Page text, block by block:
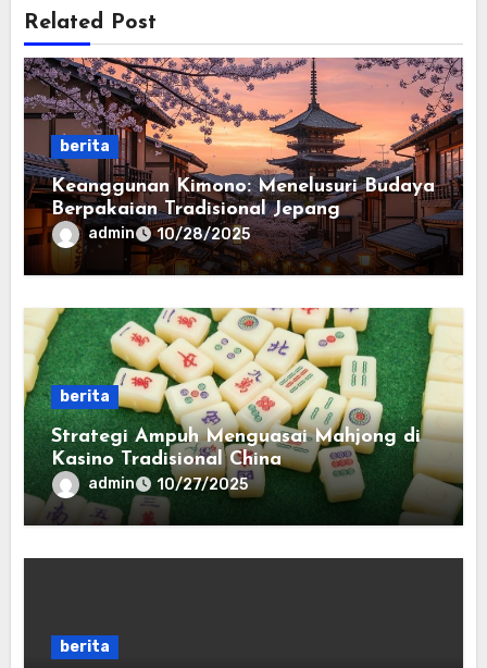
Related Post
berita
Keanggunan Kimono: Menelusuri Budaya
Berpakaian Tradisional Jepang
admin 10/28/2025
berita
Strategi Ampuh Menguasai Mahjong di
Kasino Tradisional China
admin 10/27/2025
berita